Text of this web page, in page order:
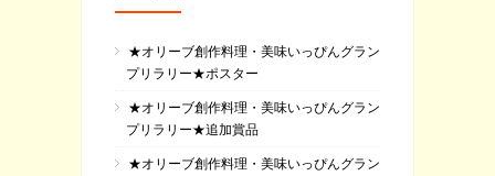
★オリーブ創作料理・美味いっぴんグラン
プリラリー★ポスター
★オリーブ創作料理・美味いっぴんグラン
プリラリー★追加賞品
★オリーブ創作料理・美味いっぴんグラン